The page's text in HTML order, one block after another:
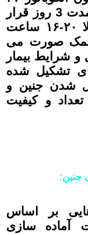
درجه سانتیگراد و multi gas به مدت 3 روز قرار
داده می شوند. عمل لقاح معمولا ۲۰-۱۶ ساعت
صورت می
شرایط بیمار
تشکیل شده
شدن جنین و
و کیفیت
جنین:
بر اساس
سازی